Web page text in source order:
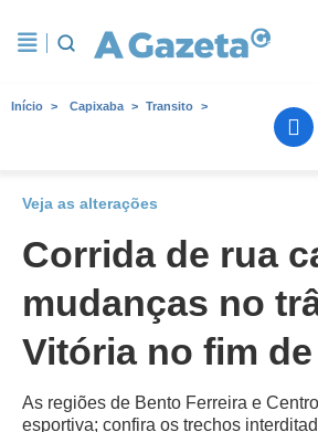
Início Capixaba Transito
Veja as alterações
Corrida de rua
mudanças no
Vitória no fim
As regiões de Bento Ferreira e
esportiva; confira os trechos